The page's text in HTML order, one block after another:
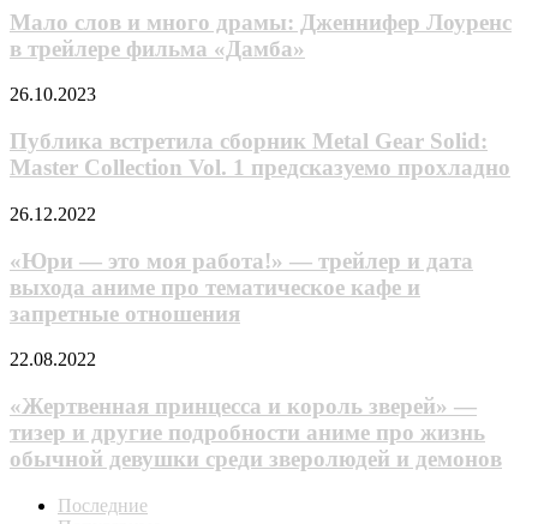
Китая
и
много
драмы:
Лоуренс
трейлере
фильма
Мало слов и много драмы: Дженнифер Лоуренс
в трейлере фильма «Дамба»
Публика
сборник
Metal
Gear
Master
Vol.
1
предсказуемо
прохладно
26.10.2023
Публика встретила сборник Metal Gear Solid:
Master Collection Vol. 1 предсказуемо прохладно
«Юри
это
моя
работа!»
—
и
выхода
аниме
про
тематическое
26.12.2022
«Юри — это моя работа!» — трейлер и дата
выхода аниме про тематическое кафе и
запретные отношения
«Жертвенная
и
король
зверей»
—
22.08.2022
«Жертвенная принцесса и король зверей» —
тизер и другие подробности аниме про жизнь
обычной девушки среди зверолюдей и демонов
Последние